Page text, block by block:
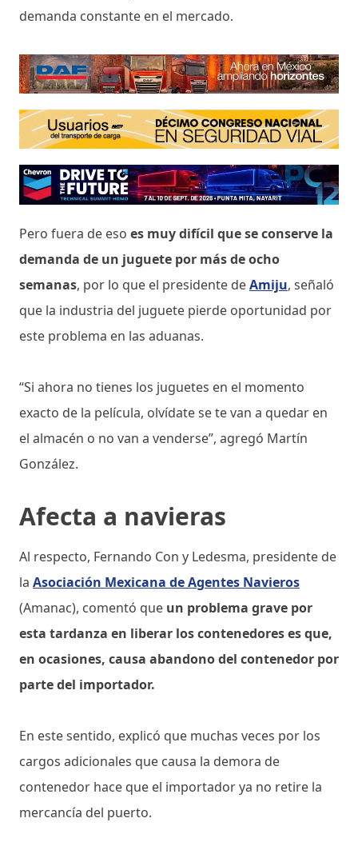
demanda constante en el mercado.
Pero fuera de eso es muy difícil que se conserve la
demanda de un juguete por más de ocho
semanas, por lo que el presidente deAmiju, señaló
que la industria del juguete pierde oportunidad por
este problema en las aduanas.
“Si ahora no tienes los juguetes en el momento
exacto de la película, olvídate se te van a quedar en
el almacén o no van a venderse”, agregó Martín
González.
Afecta a navieras
Al respecto, Fernando Con y Ledesma, presidente de
la Asociación Mexicana de Agentes Navieros
(Amanac), comentó que un problema grave por
esta tardanza en liberar los contenedores es que,
en ocasiones, causa abandono del contenedor por
parte del importador.
En este sentido, explicó que muchas veces por los
cargos adicionales que causa la demora de
contenedor hace que el importador ya no retire la
mercancía del puerto.